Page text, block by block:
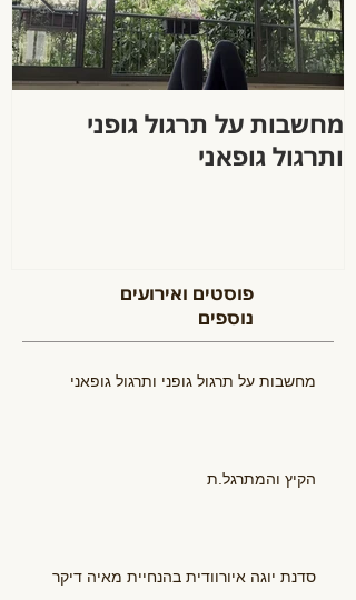
מחשבות על תרגול גופני
ותרגול גופאני
פוסטים ואירועים
נוספים
מחשבות על תרגול גופני ותרגול גופאני
הקיץ והמתרגל.ת
סדנת יוגה איורוודית בהנחיית מאיה דיקר